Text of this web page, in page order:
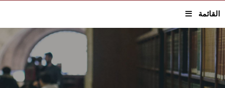
القائمة
الرئيسيـة
عن الجامعة